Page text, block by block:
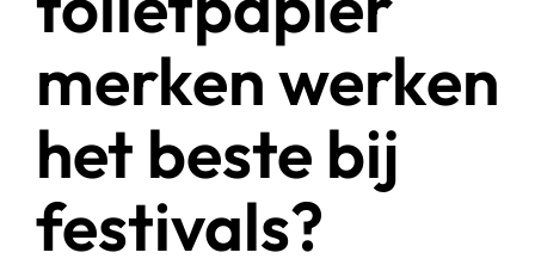
merken werken
het beste bij
festivals?